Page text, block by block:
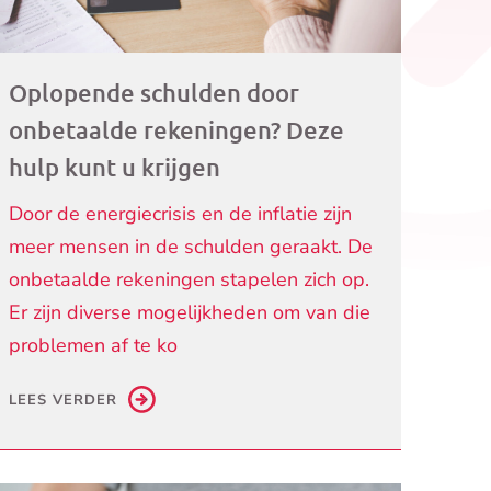
Oplopende schulden door
onbetaalde rekeningen? Deze
hulp kunt u krijgen
Door de energiecrisis en de inflatie zijn
meer mensen in de schulden geraakt. De
onbetaalde rekeningen stapelen zich op.
Er zijn diverse mogelijkheden om van die
problemen af te ko
LEES VERDER